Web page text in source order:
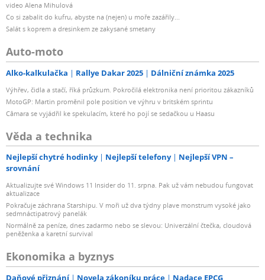
video Alena Mihulová
Co si zabalit do kufru, abyste na (nejen) u moře zazářily...
Salát s koprem a dresinkem ze zakysané smetany
Auto-moto
Alko-kalkulačka Rallye Dakar 2025 Dálniční známka 2025
Výhřev, čidla a stačí, říká průzkum. Pokročilá elektronika není prioritou zákazníků
MotoGP: Martin proměnil pole position ve výhru v britském sprintu
Câmara se vyjádřil ke spekulacím, které ho pojí se sedačkou u Haasu
Věda a technika
Nejlepší chytré hodinky Nejlepší telefony
Nejlepší VPN –
srovnání
Aktualizujte své Windows 11 Insider do 11. srpna. Pak už vám nebudou fungovat
aktualizace
Pokračuje záchrana Starshipu. V moři už dva týdny plave monstrum vysoké jako
sedmnáctipatrový panelák
Normálně za peníze, dnes zadarmo nebo se slevou: Univerzální čtečka, cloudová
peněženka a karetní survival
Ekonomika a byznys
Daňové přiznání Novela zákoníku práce Nadace EPCG